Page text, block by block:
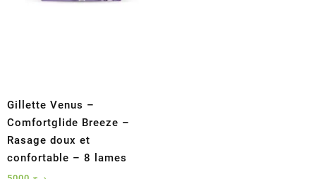
Gillette Venus –
Comfortglide Breeze –
Rasage doux et
confortable – 8 lames